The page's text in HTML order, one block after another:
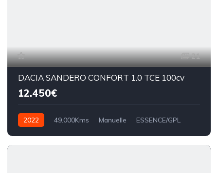
21
DACIA SANDERO CONFORT 1.0 TCE 100cv
12.450€
2022 49.000Kms Manuelle ESSENCE/GPL